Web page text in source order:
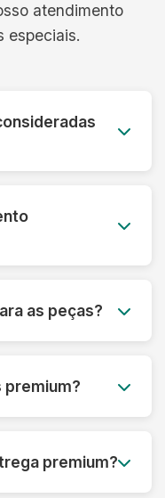
atendimento
especiais.
qualquer peça de
as peças?
de até R$
premium?
prazo
premium?